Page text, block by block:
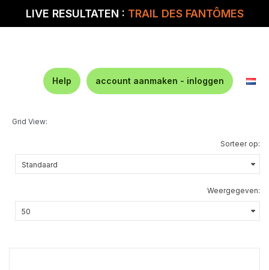
LIVE RESULTATEN : TRAIL DES FANTÔMES
Help account aanmaken - inloggen
Grid View:
Sorteer op:
Weergegeven: